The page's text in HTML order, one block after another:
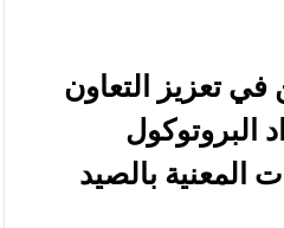
الاحتفاء بتنصيب
انتشال جثمان
الدرك يعلن ضبط
"كوش" وتوقيف